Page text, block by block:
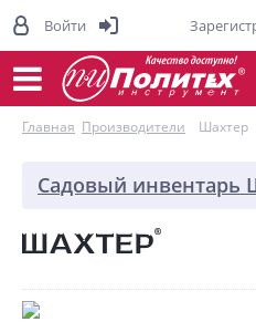
Главная Производители Шахтер
Садовый инвентарь
Войти